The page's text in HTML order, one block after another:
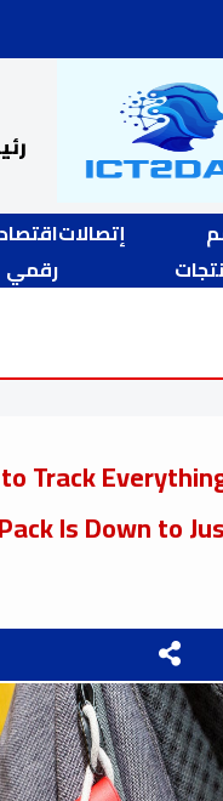
إتصالاتاقتصاد
رقمي
Track
Is Down to